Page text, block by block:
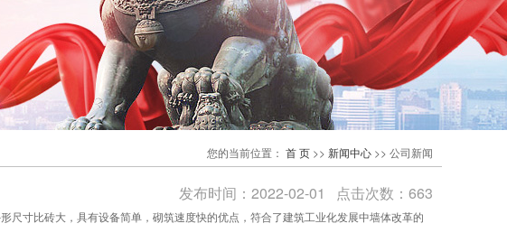
您的当前位置： 首 页 >> 新闻中心 >> 公司新闻
寸比砖大，具有设备简单，砌筑速度快的优点，符合了建筑工业化发展中墙体改革的
发布时间：2022-02-01 点击次数：663